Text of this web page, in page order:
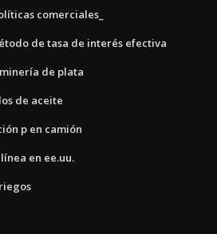
comerciales_
de tasa de interés efectiva
de plata
de aceite
p en camión
en ee.uu.